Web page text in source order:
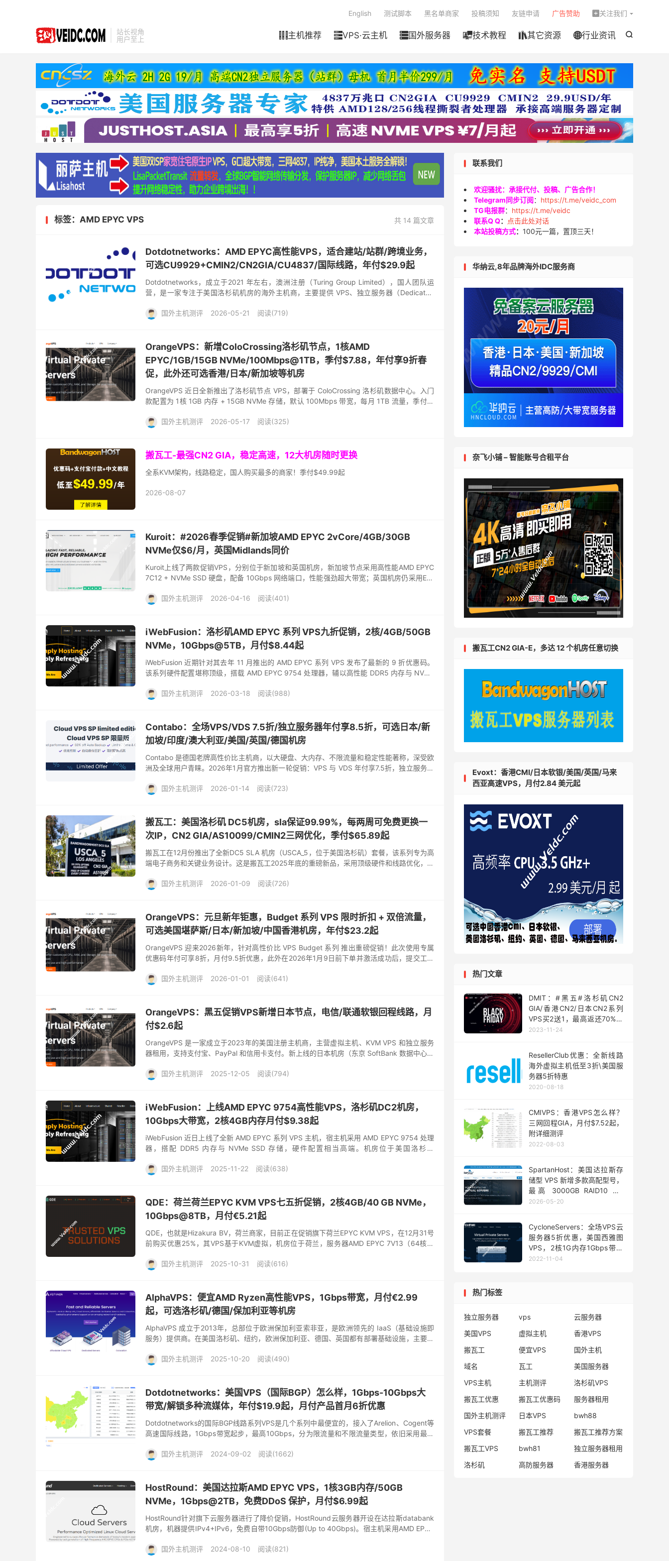
站长视角
用户至上

主机推荐 VPS·云主机 国外服务器 技术教程 其它资源 行业资讯
English 测试脚本 黑名单商家 投稿须知 友链申请 广告赞助  关注我们
共 14 篇文章
标签：AMD EPYC VPS
Dotdotnetworks：AMD EPYC高性能VPS，适合建站/站群/跨境业务，
可选CU9929+CMIN2/CN2GIA/CU4837/国际线路，年付$29.9起
Dotdotnetworks，成立于2021 年左右，澳洲注册（Turing Group Limited），国人团队运
营，是一家专注于美国洛杉矶机房的海外主机商，主要提供 VPS、独立服务器（Dedicated
国外主机测评
2026-05-21 阅读(719)
OrangeVPS：新增ColoCrossing洛杉矶节点，1核AMD
EPYC/1GB/15GB NVMe/100Mbps@1TB，季付$7.88，年付享9折春
促，此外还可选香港/日本/新加坡等机房
OrangeVPS 近日全新推出了洛杉矶节点 VPS，部署于 ColoCrossing 洛杉矶数据中心。入门
款配置为 1核 1GB 内存 + 15GB NVMe 存储，默认 100Mbps 带宽，每月 1TB 流量，季付仅
国外主机测评
2026-05-17 阅读(325)
搬瓦工-最强CN2 GIA，稳定高速，12大机房随时更换
全系KVM架构，线路稳定，国人购买最多的商家！季付$49.99起
2026-08-07
Kuroit：#2026春季促销#新加坡AMD EPYC 2vCore/4GB/30GB
NVMe仅$6/月，英国Midlands同价
Kuroit上线了两款促销VPS，分别位于新加坡和英国机房，新加坡节点采用高性能AMD EPYC
7C12 + NVMe SSD 硬盘，配备 10Gbps 网络端口，性能强劲超大带宽；英国机房仍采用E5-
国外主机测评
2026-04-16 阅读(401)
iWebFusion：洛杉矶AMD EPYC 系列 VPS九折促销，2核/4GB/50GB
NVMe，10Gbps@5TB，月付$8.44起
iWebFusion 近期针对其去年 11 月推出的 AMD EPYC 系列 VPS 发布了最新的 9 折优惠码。
该系列硬件配置堪称顶级，搭载 AMD EPYC 9754 处理器，辅以高性能 DDR5 内存与 NVMe
国外主机测评
2026-03-18 阅读(988)
Contabo：全场VPS/VDS 7.5折/独立服务器年付享8.5折，可选日本/新
加坡/印度/澳大利亚/美国/英国/德国机房
Contabo 是德国老牌高性价比主机商，以大硬盘、大内存、不限流量和稳定性能著称，深受欧
洲及全球用户青睐。2026年1月官方推出新一轮促销：VPS 与 VDS 年付享7.5折，独立服务器
国外主机测评
2026-01-14 阅读(723)
搬瓦工：美国洛杉矶 DC5机房，sla保证99.99%，每两周可免费更换一
次IP，CN2 GIA/AS10099/CMIN2三网优化，季付$65.89起
搬瓦工在12月份推出了全新DC5 SLA 机房（USCA_5，位于美国洛杉矶）套餐，该系列专为高
端电子商务和关键业务设计。这是搬瓦工2025年底的重磅新品，采用顶级硬件和线路优化，亮
国外主机测评
2026-01-09 阅读(726)
OrangeVPS：元旦新年钜惠，Budget 系列 VPS 限时折扣 + 双倍流量，
可选美国堪萨斯/日本/新加坡/中国香港机房，年付$23.2起
OrangeVPS 迎来2026新年，针对高性价比 VPS Budget 系列 推出重磅促销！此次使用专属
优惠码年付可享8折，月付9.5折优惠，此外在2026年1月9日前下单并激活成功后，提交工单
国外主机测评
2026-01-01 阅读(641)
OrangeVPS：黑五促销VPS新增日本节点，电信/联通软银回程线路，月
付$2.6起
OrangeVPS 是一家成立于2023年的美国注册主机商，主营虚拟主机、KVM VPS 和独立服务
器租用，支持支付宝、PayPal 和信用卡支付。新上线的日本机房（东京 SoftBank 数据中心）
国外主机测评
2025-12-05 阅读(794)
iWebFusion：上线AMD EPYC 9754高性能VPS，洛杉矶DC2机房，
10Gbps大带宽，2核4GB内存月付$9.38起
iWebFusion 近日上线了全新 AMD EPYC 系列 VPS 主机，宿主机采用 AMD EPYC 9754 处理
器，搭配 DDR5 内存与 NVMe SSD 存储，硬件配置相当高端。机房位于美国洛杉矶
国外主机测评
2025-11-22 阅读(638)
QDE：荷兰荷兰EPYC KVM VPS七五折促销，2核4GB/40 GB NVMe，
10Gbps@8TB，月付€5.21起
QDE，也就是Hizakura BV，荷兰商家，目前正在促销旗下荷兰EPYC KVM VPS，在12月31号
前购买优惠25%，其VPS基于KVM虚拟，机房位于荷兰，服务器AMD EPYC 7V13（64核、
国外主机测评
2025-10-31 阅读(616)
AlphaVPS：便宜AMD Ryzen高性能VPS，1Gbps带宽，月付€2.99
起，可选洛杉矶/德国/保加利亚等机房
AlphaVPS 成立于2013年，总部位于欧洲保加利亚索非亚，是欧洲领先的 IaaS（基础设施即
服务）提供商。在美国洛杉矶、纽约，欧洲保加利亚、德国、英国都有部署基础设施，主要提
国外主机测评
2025-10-20 阅读(490)
Dotdotnetworks：美国VPS（国际BGP）怎么样，1Gbps-10Gbps大
带宽/解锁多种流媒体，年付$19.9起，月付产品首月6折优惠
Dotdotnetworks的国际BGP线路系列VPS是几个系列中最便宜的，接入了Arelion、Cogent等
高速国际线路，1Gbps带宽起步，最高10Gbps，分为限流量和不限流量类型，依旧采用最新
国外主机测评
2024-09-02 阅读(1662)
HostRound：美国达拉斯AMD EPYC VPS，1核3GB内存/50GB
NVMe，1Gbps@2TB，免费DDoS 保护，月付$6.99起
HostRound针对旗下云服务器进行了降价促销，HostRound云服务器开设在达拉斯databank
机房，机器提供IPv4+IPv6，免费自带10Gbps防御(Up to 40Gbps)。宿主机采用AMD EPYC
国外主机测评
2024-08-10 阅读(821)
联系我们
欢迎骚扰：承接代付、投稿、广告合作！
Telegram同步订阅： https://t.me/veidc_com
TG电报群： https://t.me/veidc
联系Q Q：
点击此处对话
本站投稿方式： 100元一篇，置顶三天！
华纳云,8年品牌海外IDC服务商
奈飞小铺 – 智能账号合租平台
搬瓦工CN2 GIA-E，多达 12 个机房任意切换
Evoxt：香港CMI/日本软银/美国/英国/马来
西亚高速VPS，月付2.84 美元起
热门文章
DMIT：#黑五#洛杉矶CN2
GIA/香港CN2/日本CN2系列
VPS买2送1，最高返还70%账
户，三网GIA可选/KVM虚
2023-11-24
ResellerClub优惠：全新线路
海外虚拟主机低至3折\美国服
务器5折特惠
2020-08-18
CMIVPS：香港VPS怎么样？
三网回程GIA，月付$7.52起，
附详细测评
2022-08-03
SpartanHost：美国达拉斯存
储型 VPS 新增多款高配型号，
最高 3000GB RAID10，1
核/1G内存/1T HDD/10Gbps带
2026-05-20
CycloneServers：全场VPS云
服务器5折优惠，美国西雅图
VPS，2核1G内存1Gbps带宽
低至3.5美元/月
2022-11-04
热门标签
独立服务器 vps
云服务器
美国VPS
虚拟主机
香港VPS
搬瓦工
便宜VPS
国外主机
域名
瓦工
美国服务器
VPS主机
主机测评
洛杉矶VPS
搬瓦工优惠
搬瓦工优惠码
服务器租用
国外主机测评
日本VPS
bwh88
VPS套餐
搬瓦工推荐
搬瓦工推荐方案
搬瓦工VPS
bwh81
独立服务器租用
洛杉矶
高防服务器 香港服务器